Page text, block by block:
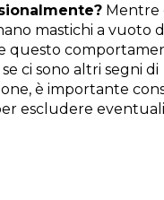
Mentre
mastichi a vuoto
questo
ci sono altri segni di
è importante
escludere